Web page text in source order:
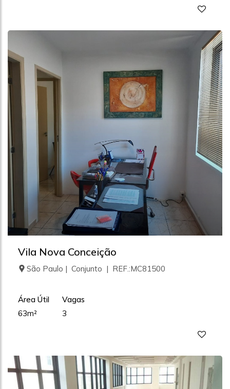
Vila Nova Conceição
São Paulo | Conjunto | REF.:MC81500
Área Útil
63m²
Vagas
3